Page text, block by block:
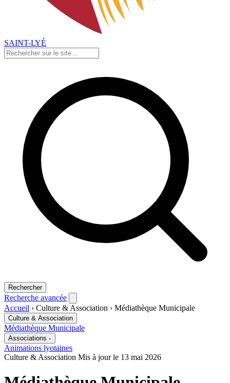
Recherche avancée
SAINT-LYÉ
Rechercher
Recherche avancée
Accueil › Culture & Association › Médiathèque Municipale
Culture & Association
Médiathèque Municipale
Associations ▾
U.S.S.L section tennis
Écurie Raz Bitume RacingSociété de ChasseAssociation de pêche
Société de pêche
Association Les Pâtures de Barberey
Animations lyotaines
Culture & Association Mis à jour le 13 mai 2026